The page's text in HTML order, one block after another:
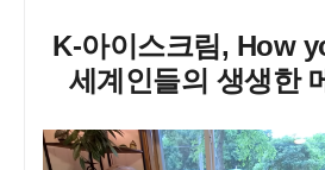
K-아이스크림, How
세계인들의 생생한